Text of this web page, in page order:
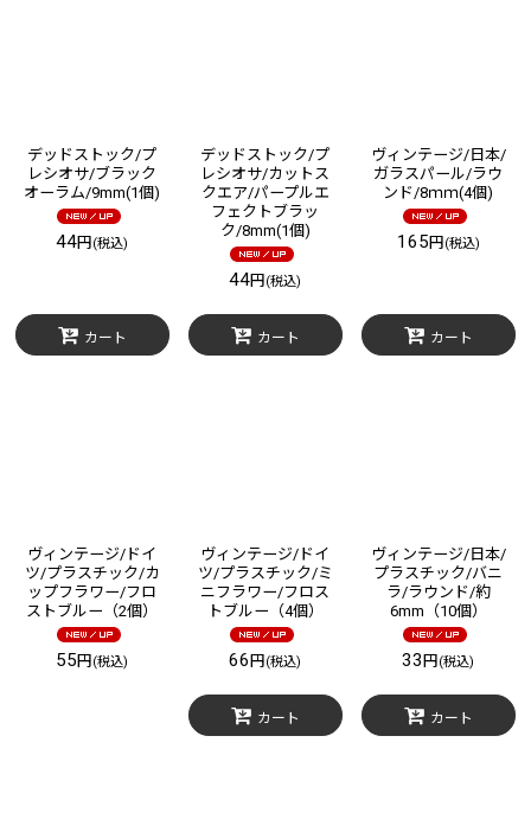
デッドストック/プ
レシオサ/ブラック
オーラム/9mm(1個)
44円 (税込)
カート
デッドストック/プ
レシオサ/カットス
クエア/パープルエ
フェクトブラッ
ク/8mm(1個)
44円 (税込)
カート
ヴィンテージ/日本/
ガラスパール/ラウ
ンド/8ｍｍ(4個)
165 円 (税込)
カート
ヴィンテージ/ドイ
ツ/プラスチック/カ
ップフラワー/フロ
ストブルー（2個）
55円 (税込)
ヴィンテージ/ドイ
ツ/プラスチック/ミ
ニフラワー/フロス
トブルー（4個）
66円 (税込)
カート
ヴィンテージ/日本/
プラスチック/バニ
ラ/ラウンド/約
6mm（10個）
33円 (税込)
カート